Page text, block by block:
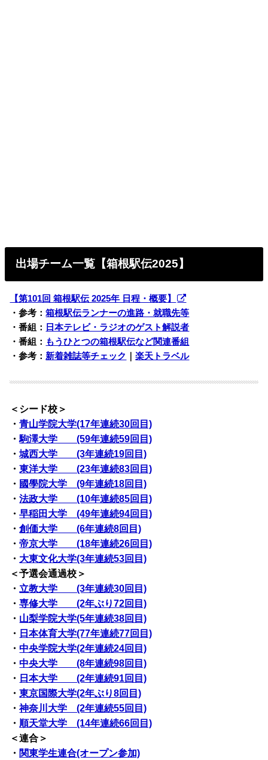
出場チーム一覧 【箱根駅伝2025】
【第101回 箱根駅伝 2025年 日程・概要】
・参考：箱根駅伝ランナーの進路・就職先等
・番組：
日本テレビ・ラジオのゲスト解説者
・番組： もうひとつの箱根駅伝など関連番組
・参考：新着雑誌等チェック ｜楽天トラベル
＜シード校＞
・青山学院大学(17年連続30回目)
・駒澤大学 (59年連続59回目)
・城西大学 (3年連続19回目)
・東洋大学 (23年連続83回目)
・ 國學院大学 (9年連続18回目)
・法政大学 (10年連続85回目)
・早稲田大学 (49年連続94回目)
・創価大学 (6年連続8回目)
・帝京大学 (18年連続26回目)
・ 大東文化大学(3年連続53回目)
＜予選会通過校＞
・ 立教大学 (3年連続30回目)
・専修大学 (2年ぶり72回目)
・ 山梨学院大学(5年連続38回目)
・ 日本体育大学(77年連続77回目)
・中央学院大学(2年連続24回目)
・中央大学 (8年連続98回目)
・ 日本大学 (2年連続91回目)
・東京国際大学(2年ぶり8回目)
・神奈川大学 (2年連続55回目)
・ 順天堂大学 (14年連続66回目)
＜連合＞
・ 関東学生連合(オープン参加)